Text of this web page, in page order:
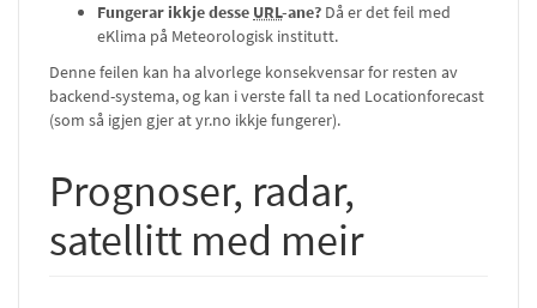
Fungerar ikkje desse URL-ane? Då er det feil med
eKlima på Meteorologisk institutt.
Denne feilen kan ha alvorlege konsekvensar for resten av
backend-systema, og kan i verste fall ta ned Locationforecast
(som så igjen gjer at yr.no ikkje fungerer).
Prognoser, radar,
satellitt med meir